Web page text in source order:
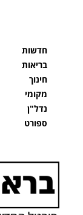
חדשות
בריאות
חינוך
מקומי
נדל"ן
ספורט